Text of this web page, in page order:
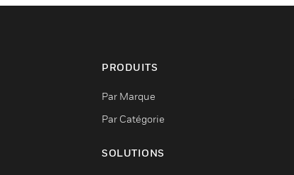
PRODUITS
Par Marque
Par Catégorie
SOLUTIONS